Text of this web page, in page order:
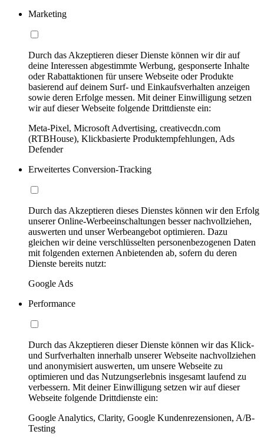
Marketing
Durch das Akzeptieren dieser Dienste können wir dir auf
deine Interessen abgestimmte Werbung, gesponserte Inhalte
oder Rabattaktionen für unsere Webseite oder Produkte
basierend auf deinem Surf- und Einkaufsverhalten anzeigen
sowie deren Erfolge messen. Mit deiner Einwilligung setzen
wir auf dieser Webseite folgende Drittdienste ein:
Meta-Pixel, Microsoft Advertising, creativecdn.com
(RTBHouse), Klickbasierte Produktempfehlungen, Ads
Defender
Erweitertes Conversion-Tracking
Durch das Akzeptieren dieses Dienstes können wir den Erfolg
unserer Online-Werbeeinschaltungen besser nachvollziehen,
auswerten und unser Werbeangebot optimieren. Dazu
gleichen wir deine verschlüsselten personenbezogenen Daten
mit folgenden externen Anbietenden ab, sofern du deren
Dienste bereits nutzt:
Google Ads
Performance
Durch das Akzeptieren dieser Dienste können wir das Klick-
und Surfverhalten innerhalb unserer Webseite nachvollziehen
und anonymisiert auswerten, um unsere Webseite zu
optimieren und das Nutzungserlebnis insgesamt laufend zu
verbessern. Mit deiner Einwilligung setzen wir auf dieser
Webseite folgende Drittdienste ein:
Google Analytics, Clarity, Google Kundenrezensionen, A/B-
Testing